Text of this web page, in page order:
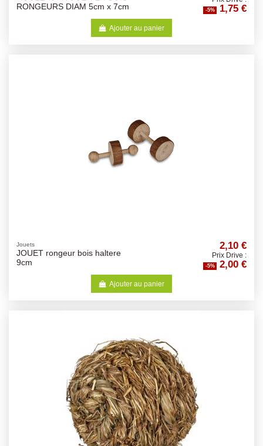
RONGEURS DIAM 5cm x 7cm
-5% 1,75 €
Ajouter au panier
Jouets
JOUET rongeur bois haltere
9cm
2,10 €
Prix Drive :
-5% 2,00 €
Ajouter au panier